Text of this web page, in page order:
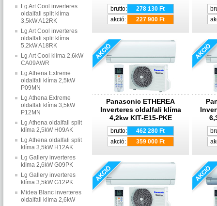
Lg Art Cool inverteres
oldalfali split klíma
3,5kW A12RK
Lg Art Cool inverteres
oldalfali split klíma
5,2kW A18RK
Lg Art Cool klíma 2,6kW
CA09AWR
Lg Athena Extreme
oldalfali klíma 2,5kW
P09MN
Lg Athena Extreme
oldalfali klíma 3,5kW
P12MN
Lg Athena oldalfali split
klíma 2,5kW H09AK
Lg Athena oldalfali split
klíma 3,5kW H12AK
Lg Gallery inverteres
klíma 2,6kW G09PK
Lg Gallery inverteres
klíma 3,5kW G12PK
Midea Blanc inverteres
oldalfali klíma 2,6kW
brutto:
278 130 Ft
akció:
227 900 Ft
Panasonic ETHEREA
Inverteres oldalfali klíma
4,2kw KIT‐E15‐PKE
brutto:
462 280 Ft
akció:
359 000 Ft